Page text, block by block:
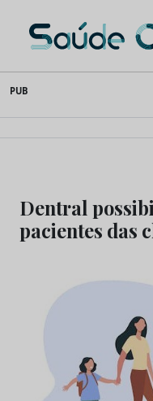
to
content
Saúde Oral
PUB
Dentral
pacientes das